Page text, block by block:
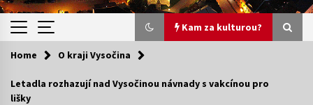
Kam za kulturou?
Kam za kulturou?
Home O kraji Vysočina
Letadla rozhazují nad Vysočinou návnady s vakcínou pro
lišky